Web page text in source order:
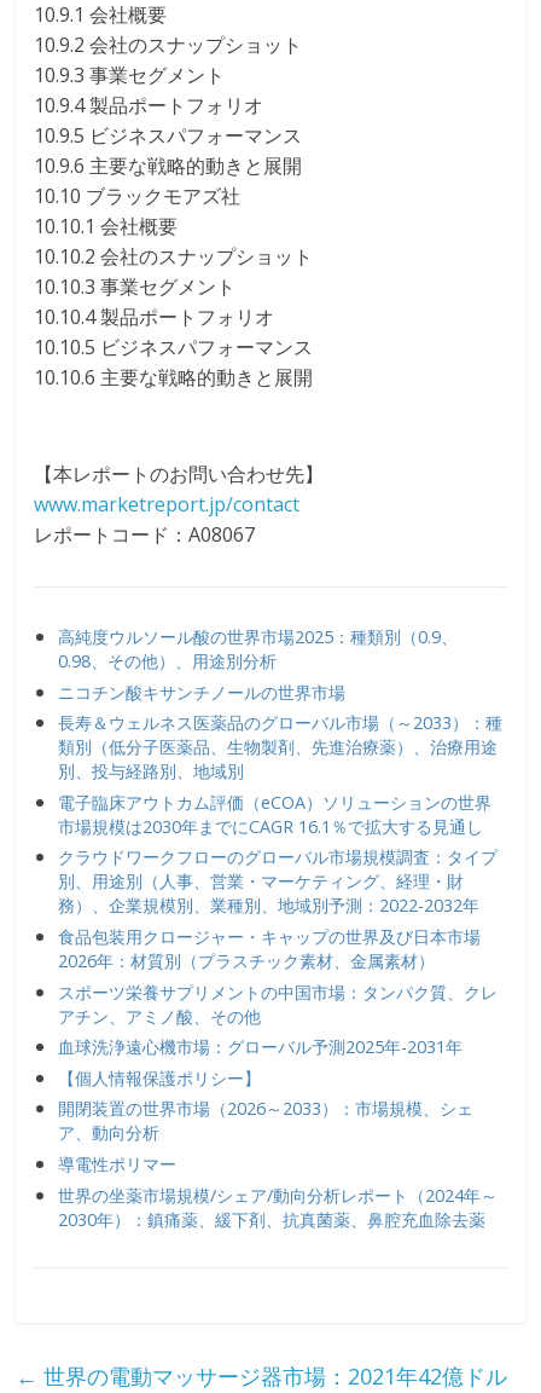
10.9.1 会社概要
10.9.2 会社のスナップショット
10.9.3 事業セグメント
10.9.4 製品ポートフォリオ
10.9.5 ビジネスパフォーマンス
10.9.6 主要な戦略的動きと展開
10.10 ブラックモアズ社
10.10.1 会社概要
10.10.2 会社のスナップショット
10.10.3 事業セグメント
10.10.4 製品ポートフォリオ
10.10.5 ビジネスパフォーマンス
10.10.6 主要な戦略的動きと展開
【本レポートのお問い合わせ先】
www.marketreport.jp/contact
レポートコード：A08067
高純度ウルソール酸の世界市場2025：種類別（0.9、
0.98、その他）、用途別分析
ニコチン酸キサンチノールの世界市場
長寿＆ウェルネス医薬品のグローバル市場（～2033）：種
類別（低分子医薬品、生物製剤、先進治療薬）、治療用途
別、投与経路別、地域別
電子臨床アウトカム評価（eCOA）ソリューションの世界
市場規模は2030年までにCAGR 16.1％で拡大する見通し
クラウドワークフローのグローバル市場規模調査：タイプ
別、用途別（人事、営業・マーケティング、経理・財
務）、企業規模別、業種別、地域別予測：2022-2032年
食品包装用クロージャー・キャップの世界及び日本市場
2026年：材質別（プラスチック素材、金属素材）
スポーツ栄養サプリメントの中国市場：タンパク質、クレ
アチン、アミノ酸、その他
血球洗浄遠心機市場：グローバル予測2025年-2031年
【個人情報保護ポリシー】
開閉装置の世界市場（2026～2033）：市場規模、シェ
ア、動向分析
導電性ポリマー
世界の坐薬市場規模/シェア/動向分析レポート（2024年～
2030年）：鎮痛薬、緩下剤、抗真菌薬、鼻腔充血除去薬
← 世界の電動マッサージ器市場：2021年42億ドル